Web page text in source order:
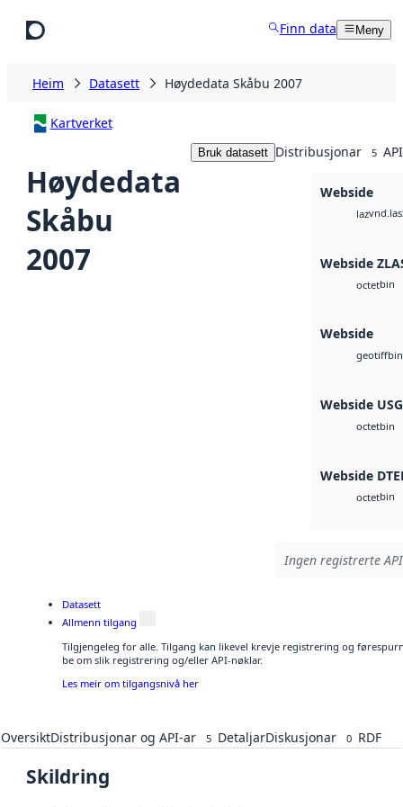
Finn data Meny
Heim Datasett Høydedata Skåbu 2007
Kartverket
Høydedata
Skåbu
2007
Bruk datasett Distribusjonar 5
Webside
laz
Webside
octetbin
Webside
geotiffbin
Webside
octetbin
Webside
octetbin
Ingen registrerte
Datasett
Allmenn tilgang
Tilgjengeleg for alle. Tilgang kan likevel krevje registrering og
be om slik registrering og/eller API-nøklar.
Les meir om tilgangsnivå her
OversiktDistribusjonar og API-ar 5 DetaljarDiskusjonar 0 RDF
Skildring